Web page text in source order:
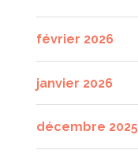
février 2026
janvier 2026
décembre 2025